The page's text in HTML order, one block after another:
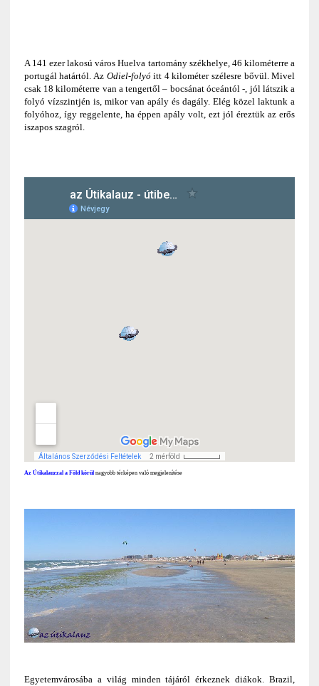
A 141 ezer lakosú város Huelva tartomány székhelye, 46 kilométerre a
portugál határtól. Az Odiel-folyó itt 4 kilométer szélesre bővül. Mivel
csak 18 kilométerre van a tengertől – bocsánat óceántól -, jól látszik a
folyó vízszintjén is, mikor van apály és dagály. Elég közel laktunk a
folyóhoz, így reggelente, ha éppen apály volt, ezt jól éreztük az erős
iszapos szagról.
Az Útikalauzzal a Föld körülnagyobb térképen való megjelenítése
Egyetemvárosába a világ minden tájáról érkeznek diákok. Brazil,